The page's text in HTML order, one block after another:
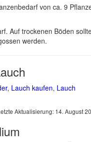
von ca. 9
Auf trockenen Böden
werden.
, Lauch kaufen, Lauch
Aktualisierung: 14. August